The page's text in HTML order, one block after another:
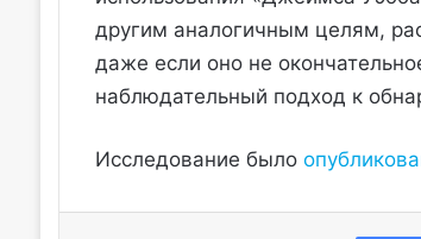
другим аналогичным целям,
даже если оно не
наблюдательный подход к
Исследование было